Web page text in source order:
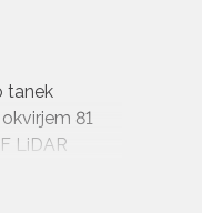
tanek
81
LiDAR
temeljito